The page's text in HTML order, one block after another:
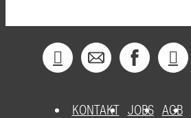
KONTAKT JOBS AGB